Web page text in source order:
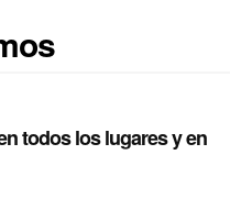
todos los lugares y en